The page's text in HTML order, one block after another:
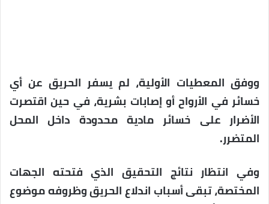
ووفق المعطيات الأولية، لم يسفر الحريق عن أي
خسائر في الأرواح أو إصابات بشرية، في حين اقتصرت
الأضرار على خسائر مادية محدودة داخل المحل
المتضرر.
وفي انتظار نتائج التحقيق الذي فتحته الجهات
المختصة، تبقى أسباب اندلاع الحريق وظروفه موضوع